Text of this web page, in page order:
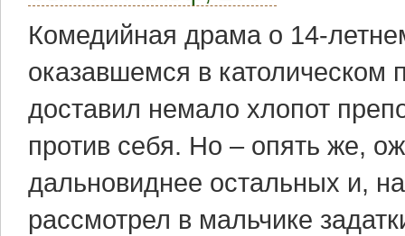
Комедийная драма о 14-
оказавшемся в католическом
доставил немало хлопот
против себя. Но – опять же,
дальновиднее остальных и,
рассмотрел в мальчике